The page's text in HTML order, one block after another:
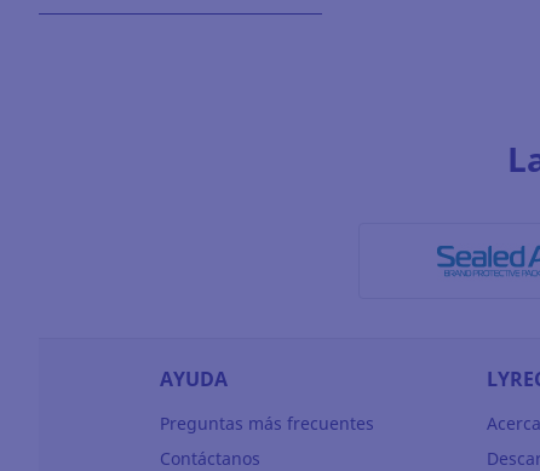
AYUDA
Preguntas más frecuentes
Contáctanos